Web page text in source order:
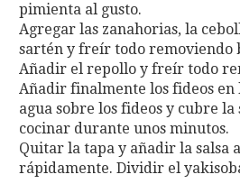
pimienta al gusto.
Agregar las zanahorias, la
sartén y freír todo removiendo
Añadir el repollo y freír todo
Añadir finalmente los fideos en
agua sobre los fideos y cubre
cocinar durante unos minutos.
Quitar la tapa y añadir la salsa
rápidamente. Dividir el